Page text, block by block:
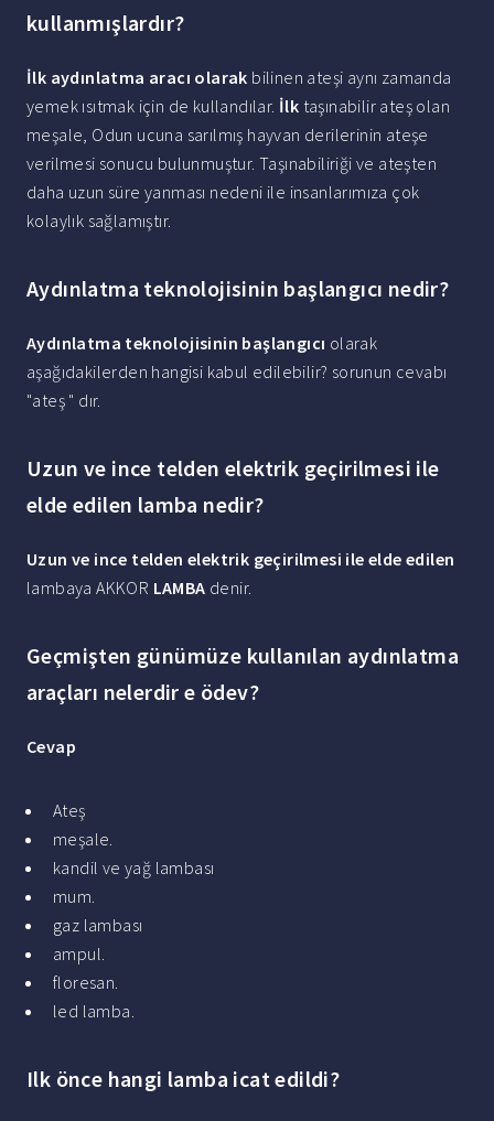
kullanmışlardır?
İlk aydınlatma aracı olarak bilinen ateşi aynı zamanda
yemek ısıtmak için de kullandılar. İlk taşınabilir ateş olan
meşale, Odun ucuna sarılmış hayvan derilerinin ateşe
verilmesi sonucu bulunmuştur. Taşınabiliriği ve ateşten
daha uzun süre yanması nedeni ile insanlarımıza çok
kolaylık sağlamıştır.
Aydınlatma teknolojisinin başlangıcı nedir?
Aydınlatma teknolojisinin başlangıcı olarak
aşağıdakilerden hangisi kabul edilebilir? sorunun cevabı
"ateş " dır.
Uzun ve ince telden elektrik geçirilmesi ile
elde edilen lamba nedir?
Uzun ve ince telden elektrik geçirilmesi ile elde edilen
lambaya AKKOR LAMBA denir.
Geçmişten günümüze kullanılan aydınlatma
araçları nelerdir e ödev?
Cevap
Ateş
meşale.
kandil ve yağ lambası
mum.
gaz lambası
ampul.
floresan.
led lamba.
Ilk önce hangi lamba icat edildi?